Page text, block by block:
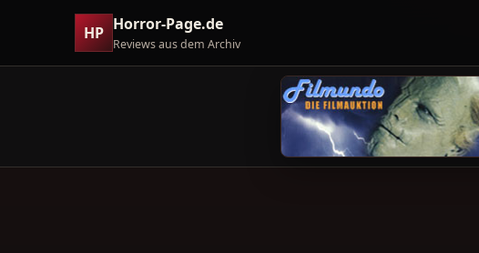
HP Horror-Page.de
Reviews aus dem Archiv